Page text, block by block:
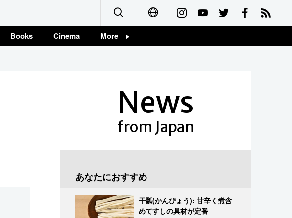
Français
Books Cinema More
News
from Japan
あなたにおすすめ
干瓢(かんぴょう): 甘辛く煮含
めてすしの具材が定番